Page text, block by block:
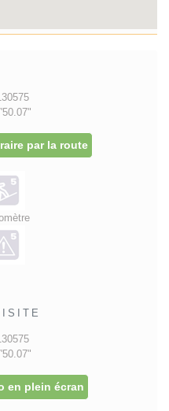
par la route
en plein écran